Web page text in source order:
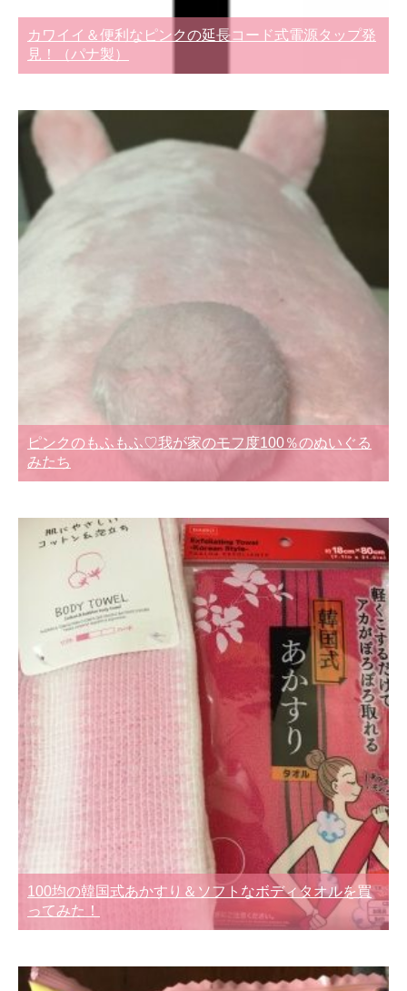
カワイイ＆便利なピンクの延長コード式電源タップ発
見！（パナ製）
ピンクのもふもふ♡我が家のモフ度100％のぬいぐる
みたち
100均の韓国式あかすり＆ソフトなボディタオルを買
ってみた！